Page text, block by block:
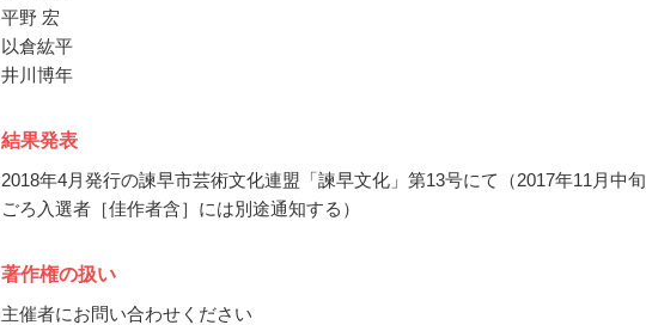
平野 宏
以倉紘平
井川博年
結果発表
2018年4月発行の諫早市芸術文化連盟「諫早文化」第13号にて（2017年11月中旬
ごろ入選者［佳作者含］には別途通知する）
著作権の扱い
主催者にお問い合わせください